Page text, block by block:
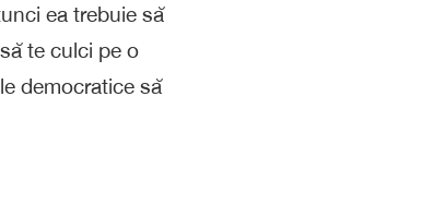
ea trebuie să
te culci pe o
democratice să